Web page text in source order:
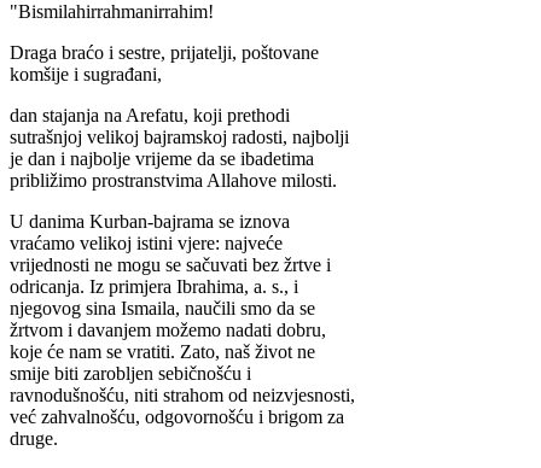
"Bismilahirrahmanirrahim!
Draga braćo i sestre, prijatelji, poštovane
komšije i sugrađani,
dan stajanja na Arefatu, koji prethodi
sutrašnjoj velikoj bajramskoj radosti, najbolji
je dan i najbolje vrijeme da se ibadetima
približimo prostranstvima Allahove milosti.
U danima Kurban-bajrama se iznova
vraćamo velikoj istini vjere: najveće
vrijednosti ne mogu se sačuvati bez žrtve i
odricanja. Iz primjera Ibrahima, a. s., i
njegovog sina Ismaila, naučili smo da se
žrtvom i davanjem možemo nadati dobru,
koje će nam se vratiti. Zato, naš život ne
smije biti zarobljen sebičnošću i
ravnodušnošću, niti strahom od neizvjesnosti,
već zahvalnošću, odgovornošću i brigom za
druge.